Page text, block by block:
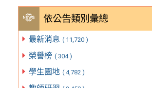
依公告類別彙總
最新消息 ( 11,720 )
榮譽榜 ( 304 )
學生園地 ( 4,782 )